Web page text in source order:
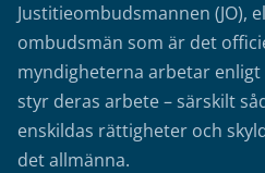
Justitieombudsmannen (JO),
ombudsmän som är det
myndigheterna arbetar
styr deras arbete – särskilt
enskildas rättigheter och
det allmänna.